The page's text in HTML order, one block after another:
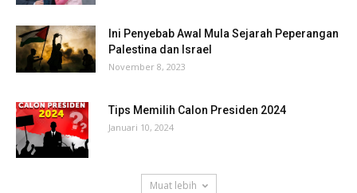
Ini Penyebab Awal Mula Sejarah Peperangan
Palestina dan Israel
November 8, 2023
Tips Memilih Calon Presiden 2024
Januari 10, 2024
Muat lebih